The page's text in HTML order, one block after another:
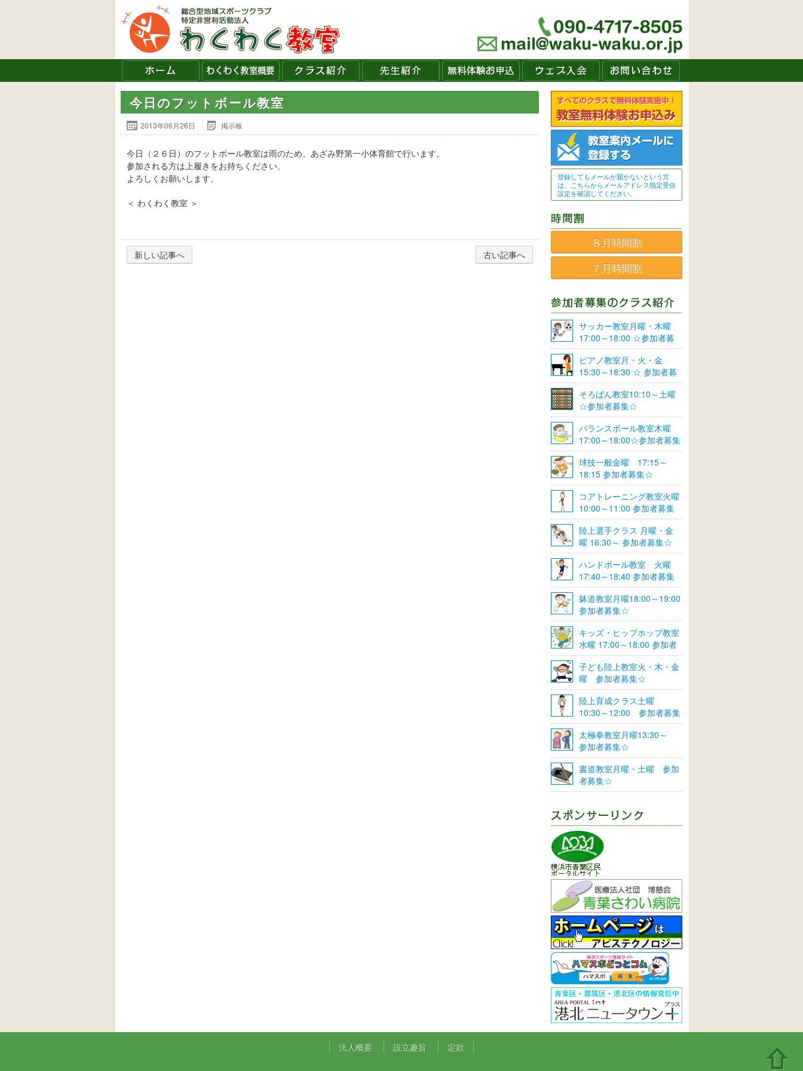
今日のフットボール教室
2013年06月26日 掲示板
今日（２６日）のフットボール教室は雨のため、あざみ野第一小体育館で行います。
参加される方は上履きをお持ちください。
よろしくお願いします。
＜ わくわく教室 ＞
新しい記事へ 古い記事へ
登録してもメールが届かないという方
は、こちらからメールアドレス指定受信
設定を確認してください。
８月時間割
７月時間割
サッカー教室月曜・木曜
17:00～18:00 ☆参加者募
集☆
ピアノ教室月・火・金
15:30～18:30 ☆ 参加者募
集☆
そろばん教室10:10～土曜
☆参加者募集☆
バランスボール教室木曜
17:00～18:00☆参加者募集
☆
球技一般金曜 17:15～
18:15 参加者募集☆
コアトレーニング教室火曜
10:00～11:00 参加者募集
陸上選手クラス 月曜・金
曜 16:30～ 参加者募集☆
ハンドボール教室 火曜
17:40～18:40 参加者募集
☆
躰道教室月曜18:00～19:00
参加者募集☆
キッズ・ヒップホップ教室
水曜 17:00～18:00 参加者
募集☆
子ども陸上教室火・木・金
曜 参加者募集☆
陸上育成クラス土曜
10:30～12:00 参加者募集
☆
太極拳教室月曜13:30～
参加者募集☆
書道教室月曜・土曜 参加
者募集☆
法人概要 設立趣旨 定款